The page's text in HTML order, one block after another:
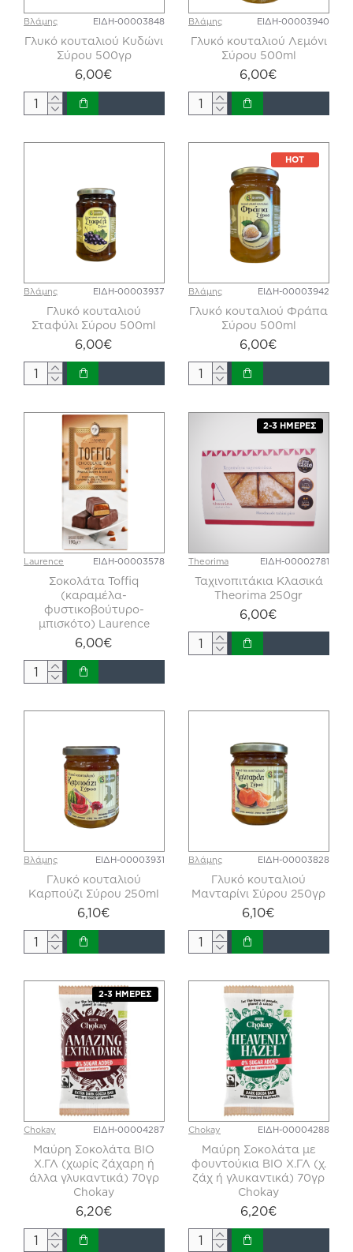
Βλάμης ΕΙΔΗ-00003848
Γλυκό κουταλιού Κυδώνι
Σύρου 500γρ
6,00€
Βλάμης ΕΙΔΗ-00003940
Γλυκό κουταλιού Λεμόνι
Σύρου 500ml
6,00€
Βλάμης ΕΙΔΗ-00003937
Γλυκό κουταλιού
Σταφύλι Σύρου 500ml
6,00€
HOT
Βλάμης ΕΙΔΗ-00003942
Γλυκό κουταλιού Φράπα
Σύρου 500ml
6,00€
Laurence ΕΙΔΗ-00003578
Σοκολάτα Toffiq
(καραμέλα-
φυστικοβούτυρο-
μπισκότο) Laurence
6,00€
2-3 ΗΜΈΡΕΣ
Theorima ΕΙΔΗ-00002781
Ταχινοπιτάκια Κλασικά
Theorima 250gr
6,00€
Βλάμης ΕΙΔΗ-00003931
Γλυκό κουταλιού
Καρπούζι Σύρου 250ml
6,10€
Βλάμης ΕΙΔΗ-00003828
Γλυκό κουταλιού
Μανταρίνι Σύρου 250γρ
6,10€
2-3 ΗΜΈΡΕΣ
Chokay ΕΙΔΗ-00004287
Μαύρη Σοκολάτα ΒΙΟ
Χ.ΓΛ (χωρίς ζάχαρη ή
άλλα γλυκαντικά) 70γρ
Chokay
6,20€
Chokay ΕΙΔΗ-00004288
Μαύρη Σοκολάτα με
φουντούκια ΒΙΟ Χ.ΓΛ (χ.
ζάχ ή γλυκαντικά) 70γρ
Chokay
6,20€